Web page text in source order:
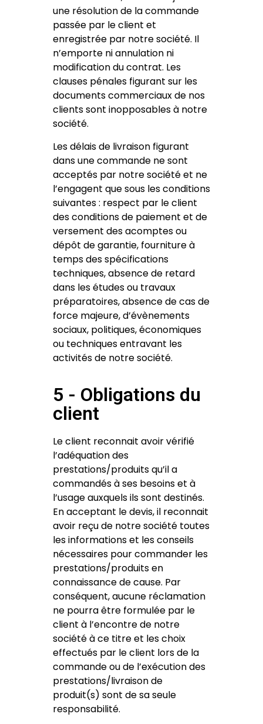
une résolution de la commande
passée par le client et
enregistrée par notre société. Il
n’emporte ni annulation ni
modification du contrat. Les
clauses pénales figurant sur les
documents commerciaux de nos
clients sont inopposables à notre
société.
Les délais de livraison figurant
dans une commande ne sont
acceptés par notre société et ne
l’engagent que sous les conditions
suivantes : respect par le client
des conditions de paiement et de
versement des acomptes ou
dépôt de garantie, fourniture à
temps des spécifications
techniques, absence de retard
dans les études ou travaux
préparatoires, absence de cas de
force majeure, d’évènements
sociaux, politiques, économiques
ou techniques entravant les
activités de notre société.
5 - Obligations du
client
Le client reconnait avoir vérifié
l’adéquation des
prestations/produits qu’il a
commandés à ses besoins et à
l’usage auxquels ils sont destinés.
En acceptant le devis, il reconnait
avoir reçu de notre société toutes
les informations et les conseils
nécessaires pour commander les
prestations/produits en
connaissance de cause. Par
conséquent, aucune réclamation
ne pourra être formulée par le
client à l’encontre de notre
société à ce titre et les choix
effectués par le client lors de la
commande ou de l’exécution des
prestations/livraison de
produit(s) sont de sa seule
responsabilité.